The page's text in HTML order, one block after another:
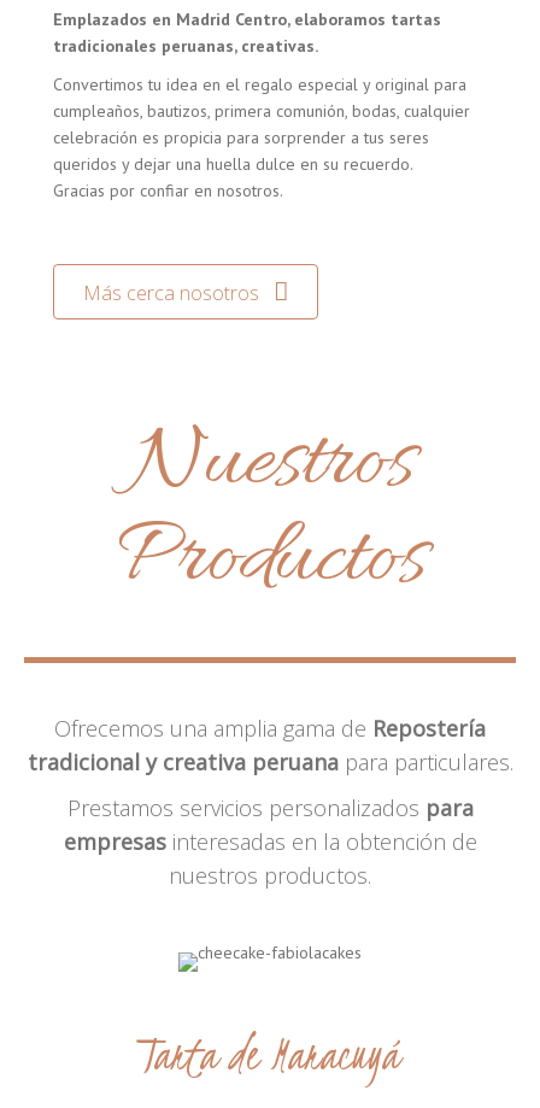
Emplazados en Madrid Centro, elaboramos tartas
tradicionales peruanas, creativas.
Convertimos tu idea en el regalo especial y original para
cumpleaños, bautizos, primera comunión, bodas, cualquier
celebración es propicia para sorprender a tus seres
queridos y dejar una huella dulce en su recuerdo.
Gracias por confiar en nosotros.
Más cerca nosotros
Nuestros
Productos
Ofrecemos una amplia gama de Repostería
tradicional y creativa peruanapara particulares.
Prestamos servicios personalizados para
empresasinteresadas en la obtención de
nuestros productos.
Tarta de Maracuyá